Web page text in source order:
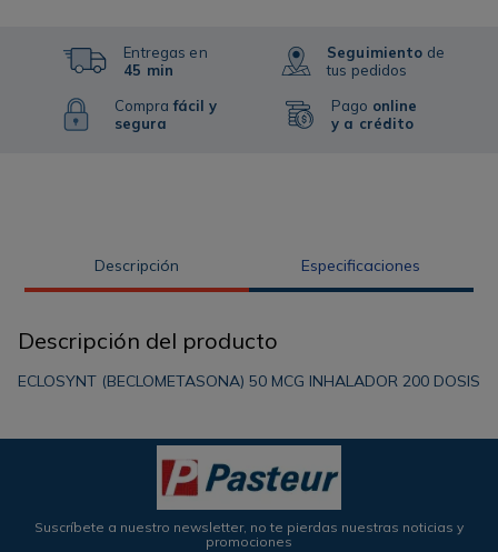
Entregas en
45 min
Comprafácil y
segura
Seguimiento de
tus pedidos
Pago online
y a crédito
Descripción Especificaciones
Descripción del producto
ECLOSYNT (BECLOMETASONA) 50 MCG INHALADOR 200 DOSIS
Suscríbete a nuestro newsletter, no te pierdas nuestras noticias y
promociones